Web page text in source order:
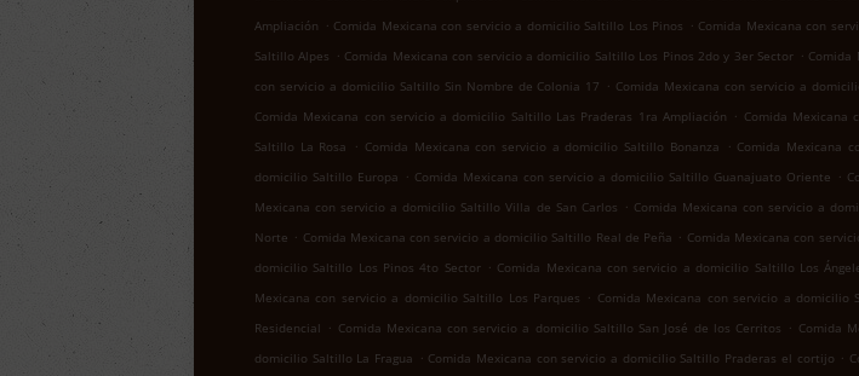
Ampliación . Comida Mexicana con servicio a domicilio Saltillo Los Pinos . Comida Mexicana con
Saltillo Alpes . Comida Mexicana con servicio a domicilio Saltillo Los Pinos 2do y 3er Sector . Comida
con servicio a domicilio Saltillo Sin Nombre de Colonia 17 . Comida Mexicana con servicio a
Comida Mexicana con servicio a domicilio Saltillo Las Praderas 1ra Ampliación . Comida Mexicana
Saltillo La Rosa
. Comida Mexicana con servicio a domicilio Saltillo Bonanza . Comida Mexicana
domicilio Saltillo Europa . Comida Mexicana con servicio a domicilio Saltillo Guanajuato Oriente .
Mexicana con servicio a domicilio Saltillo Villa de San Carlos . Comida Mexicana con servicio a
Norte . Comida Mexicana con servicio a domicilio Saltillo Real de Peña . Comida Mexicana con
domicilio Saltillo Los Pinos 4to Sector . Comida Mexicana con servicio a domicilio Saltillo Los
Mexicana con servicio a domicilio Saltillo Los Parques . Comida Mexicana con servicio a domicilio
Residencial . Comida Mexicana con servicio a domicilio Saltillo San José de los Cerritos . Comida
domicilio Saltillo La Fragua . Comida Mexicana con servicio a domicilio Saltillo Praderas el cortijo .